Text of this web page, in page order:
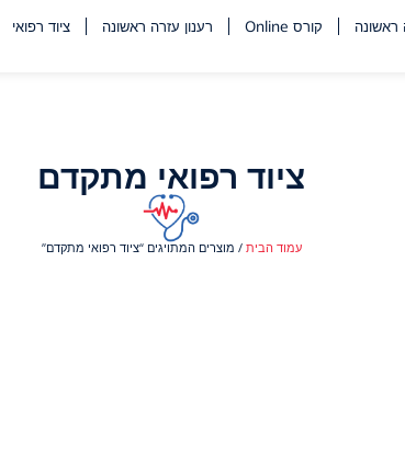
ראשונה קורס Online רענון עזרה ראשונה ציוד רפואי
ציוד רפואי מתקדם
עמוד הבית / מוצרים המתויגים “ציוד רפואי מתקדם”